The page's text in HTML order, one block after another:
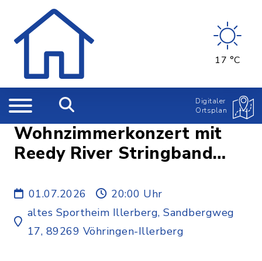
17 °C
Digitaler
Ortsplan
Wohnzimmerkonzert mit
Reedy River Stringband
01.07.2026
20:00 Uhr
altes Sportheim Illerberg, Sandbergweg
17, 89269 Vöhringen-Illerberg